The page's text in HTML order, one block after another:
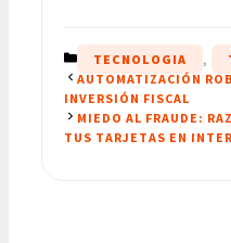
CATEGORÍAS
TECNOLOGIA ,
AUTOMATIZACIÓN
INVERSIÓN FISCAL
MIEDO AL FRAUDE:
TUS TARJETAS EN